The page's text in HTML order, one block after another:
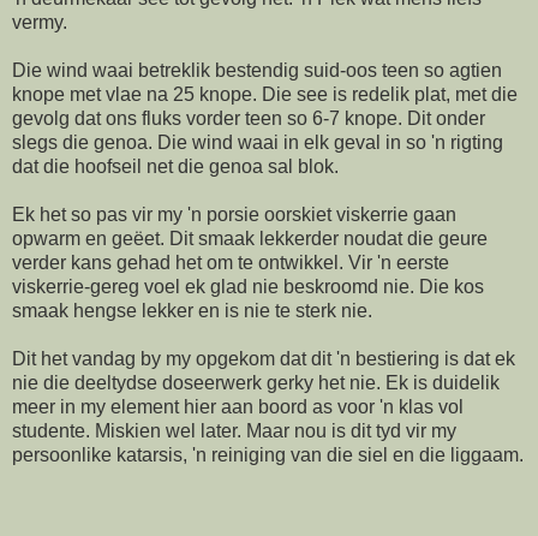
vermy.
Die wind waai betreklik bestendig suid-oos teen so agtien
knope met vlae na 25 knope. Die see is redelik plat, met die
gevolg dat ons fluks vorder teen so 6-7 knope. Dit onder
slegs die genoa. Die wind waai in elk geval in so 'n rigting
dat die hoofseil net die genoa sal blok.
Ek het so pas vir my 'n porsie oorskiet viskerrie gaan
opwarm en geëet. Dit smaak lekkerder noudat die geure
verder kans gehad het om te ontwikkel. Vir 'n eerste
viskerrie-gereg voel ek glad nie beskroomd nie. Die kos
smaak hengse lekker en is nie te sterk nie.
Dit het vandag by my opgekom dat dit 'n bestiering is dat ek
nie die deeltydse doseerwerk gerky het nie. Ek is duidelik
meer in my element hier aan boord as voor 'n klas vol
studente. Miskien wel later. Maar nou is dit tyd vir my
persoonlike katarsis, 'n reiniging van die siel en die liggaam.